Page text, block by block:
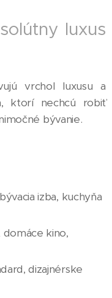
luxus
vrchol luxusu a
ktorí nechcú robiť
bývanie.
izba, kuchyňa
domáce kino,
dizajnérske